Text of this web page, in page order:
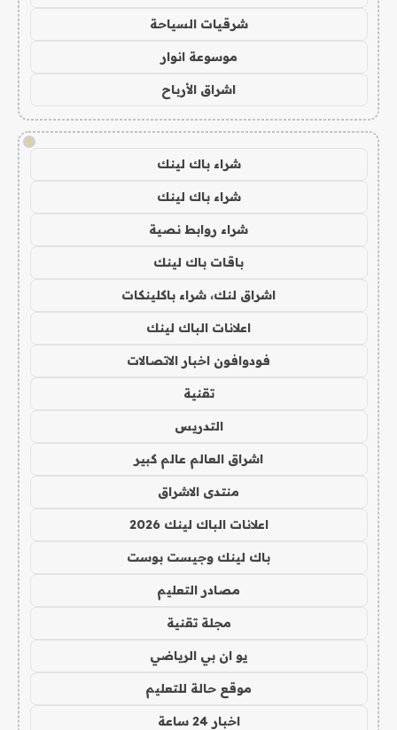
شرقيات السياحة
موسوعة انوار
اشراق الأرباح
!
شراء باك لينك
شراء باك لينك
شراء روابط نصية
باقات باك لينك
اشراق لنك، شراء باكلينكات
اعلانات الباك لينك
فودوافون اخبار الاتصالات
تقنية
التدريس
اشراق العالم عالم كبير
منتدى الاشراق
اعلانات الباك لينك 2026
باك لينك وجيست بوست
مصادر التعليم
مجلة تقنية
يو ان بي الرياضي
موقع حالة للتعليم
اخبار 24 ساعة